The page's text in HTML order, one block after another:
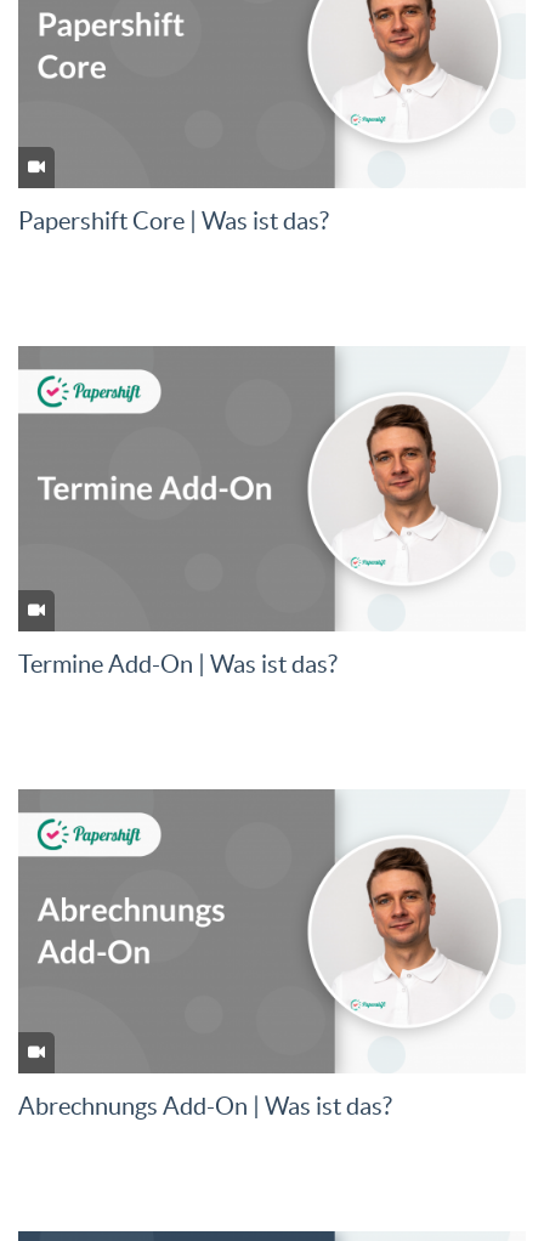
Papershift Core | Was ist das?
Termine Add-On | Was ist das?
Abrechnungs Add-On | Was ist das?